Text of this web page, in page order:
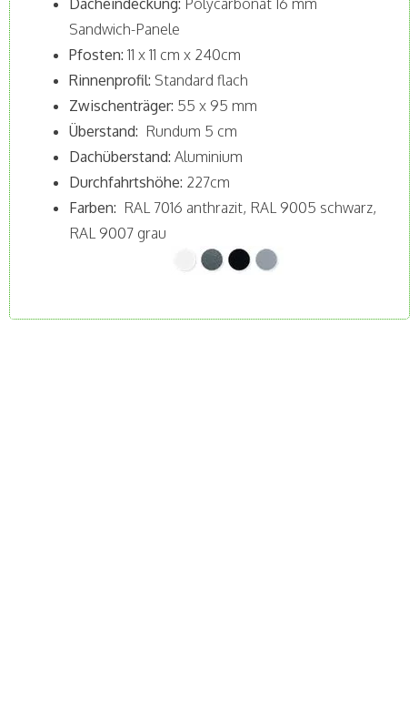
Sandwich-Panele
Pfosten: 11 x 11 cm x 240cm
Rinnenprofil: Standard flach
Zwischenträger: 55 x 95 mm
Überstand: Rundum 5 cm
Dachüberstand: Aluminium
Durchfahrtshöhe: 227cm
Farben: RAL 7016 anthrazit, RAL 9005 schwarz,
RAL 9007 grau